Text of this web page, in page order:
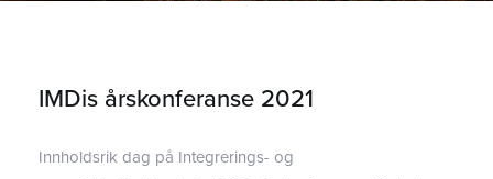
IMDis årskonferanse 2021
Innholdsrik dag på Integrerings- og